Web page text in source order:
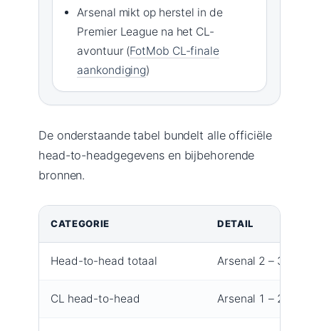
Arsenal mikt op herstel in de
Premier League na het CL-
avontuur (FotMob CL-finale
aankondiging)
De onderstaande tabel bundelt alle officiële
head-to-headgegevens en bijbehorende
bronnen.
CATEGORIE DETAIL
Head-to-head totaal Arsenal 2 – 3
CL head-to-head Arsenal 1 – 2